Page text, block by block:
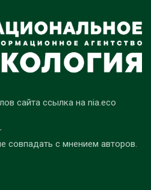
сайта ссылка на nia.eco
совпадать с мнением авторов.